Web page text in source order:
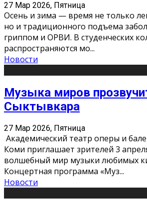
27 Мар 2026, Пятница
Осень и зима — время не только
но и традиционного подъема
гриппом и ОРВИ. В студенческих
распространяются мо...
Новости
Музыка миров
Сыктывкара
27 Мар 2026, Пятница
Академический театр оперы и
Коми приглашает зрителей 3
волшебный мир музыки любимых
Концертная программа «Муз...
Новости